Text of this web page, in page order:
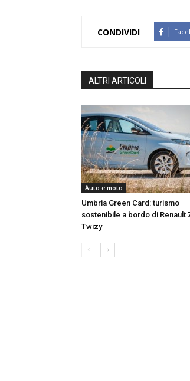
CONDIVIDI
ALTRI ARTICOLI
Auto e moto
Umbria Green Card: turismo
sostenibile a bordo di Renault
Twizy